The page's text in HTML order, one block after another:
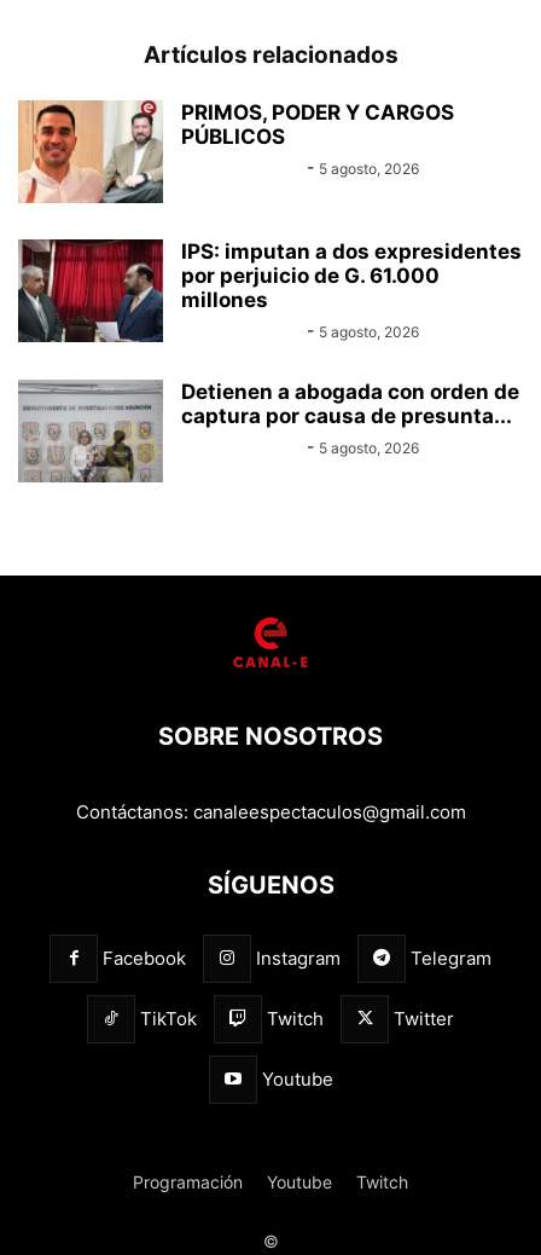
Artículos relacionados
PRIMOS, PODER Y CARGOS
PÚBLICOS
- 5 agosto, 2026
IPS: imputan a dos expresidentes
por perjuicio de G. 61.000
millones
- 5 agosto, 2026
Detienen a abogada con orden de
captura por causa de presunta...
- 5 agosto, 2026
SOBRE NOSOTROS
Contáctanos: canaleespectaculos@gmail.com
SÍGUENOS
Facebook Instagram Telegram
TikTok Twitch Twitter
Youtube
Programación Youtube Twitch
©